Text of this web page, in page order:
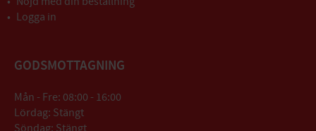
Logga in
GODSMOTTAGNING
Mån - Fre: 08:00 - 16:00
Lördag: Stängt